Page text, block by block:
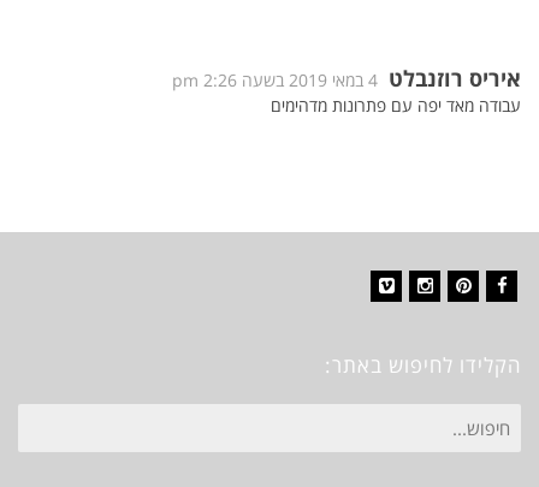
איריס רוזנבלט 4 במאי 2019 בשעה 2:26 pm
עבודה מאד יפה עם פתרונות מדהימים
הקלידו לחיפוש באתר:
חיפוש
עבור: